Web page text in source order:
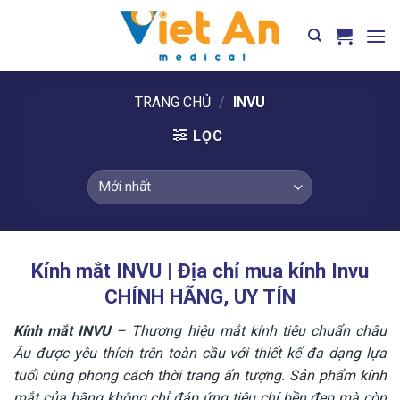
TRANG CHỦ / INVU
LỌC
Kính mắt INVU | Địa chỉ mua kính Invu
CHÍNH HÃNG, UY TÍN
Kính mắt INVU– Thương hiệu mắt kính tiêu chuẩn châu
Âu được yêu thích trên toàn cầu với thiết kế đa dạng lựa
tuổi cùng phong cách thời trang ấn tượng. Sản phẩm kính